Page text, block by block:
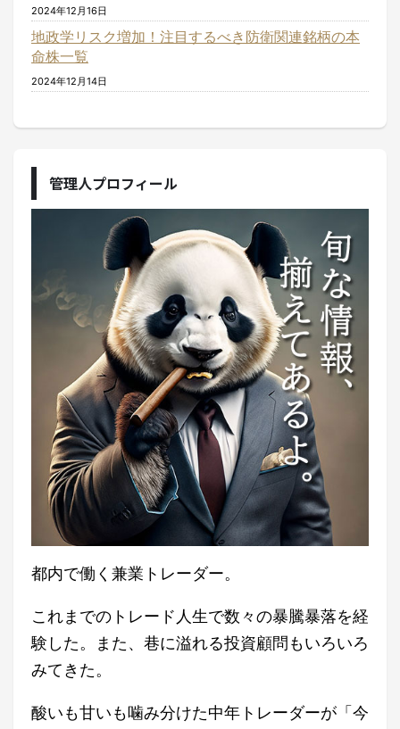
2024年12月16日
地政学リスク増加！注目するべき防衛関連銘柄の本
命株一覧
2024年12月14日
管理人プロフィール
都内で働く兼業トレーダー。
これまでのトレード人生で数々の暴騰暴落を経
験した。また、巷に溢れる投資顧問もいろいろ
みてきた。
酸いも甘いも噛み分けた中年トレーダーが「今